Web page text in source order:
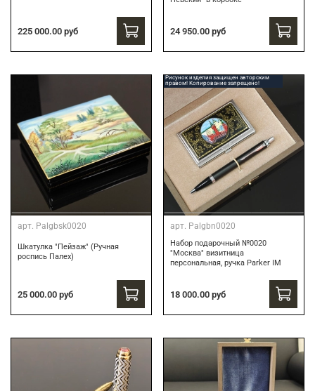
225 000.00 руб 24 950.00 руб
арт. Palgbsk0020
Шкатулка "Пейзаж" (Ручная
роспись Палех)
25 000.00 руб
Рисунок изделия защищен авторским
правом! Копирование запрещено!
арт. Palgbn0020
Набор подарочный №0020
"Москва" визитница
персональная, ручка Parker IM
18 000.00 руб